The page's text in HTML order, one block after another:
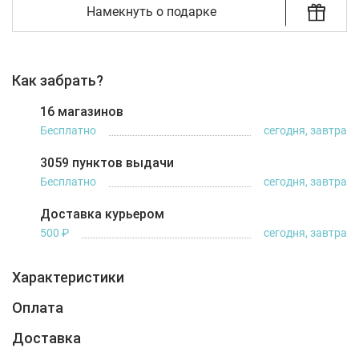
Намекнуть о подарке
Как забрать?
16 магазинов
Бесплатно сегодня, завтра
3059 пунктов выдачи
Бесплатно сегодня, завтра
Доставка курьером
500 ₽ сегодня, завтра
Характеристики
Оплата
Доставка